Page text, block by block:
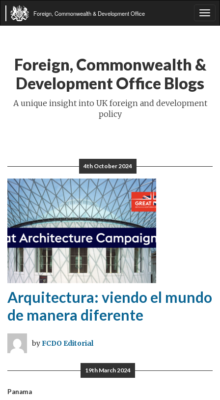
Foreign, Commonwealth & Development Office
Foreign, Commonwealth &
Development Office Blogs
A unique insight into UK foreign and development
policy
4th October 2024
Arquitectura: viendo el mundo
de manera diferente
byFCDO Editorial
19th March 2024
Panama